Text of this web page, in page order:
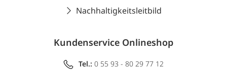
Nachhaltigkeitsleitbild
Kundenservice Onlineshop
Tel.: 0 55 93 - 80 29 77 12